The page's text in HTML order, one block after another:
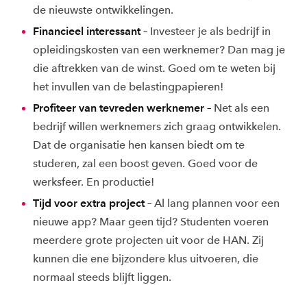
de nieuwste ontwikkelingen.
Financieel interessant – Investeer je als bedrijf in
opleidingskosten van een werknemer? Dan mag je
die aftrekken van de winst. Goed om te weten bij
het invullen van de belastingpapieren!
Profiteer van tevreden werknemer – Net als een
bedrijf willen werknemers zich graag ontwikkelen.
Dat de organisatie hen kansen biedt om te
studeren, zal een boost geven. Goed voor de
werksfeer. En productie!
Tijd voor extra project – Al lang plannen voor een
nieuwe app? Maar geen tijd? Studenten voeren
meerdere grote projecten uit voor de HAN. Zij
kunnen die ene bijzondere klus uitvoeren, die
normaal steeds blijft liggen.